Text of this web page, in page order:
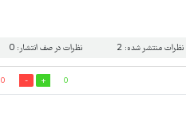
نظرات منتشر شده: 2 نظرات در صف انتشار: 0
0
0